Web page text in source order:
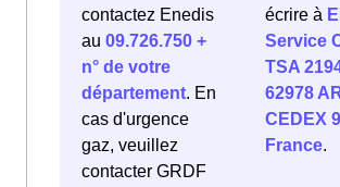
contactez Enedis
au 09.726.750 +
n° de votre
département. En
cas d'urgence
gaz, veuillez
contacter GRDF
écrire à
Service
TSA
62978
CEDEX
France.